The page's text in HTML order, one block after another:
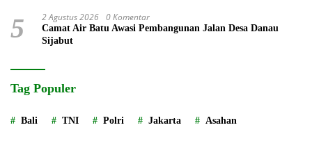
5 2 Agustus 2026 0 Komentar
Camat Air Batu Awasi Pembangunan Jalan Desa Danau
Sijabut
Tag Populer
Bali TNI Polri Jakarta Asahan